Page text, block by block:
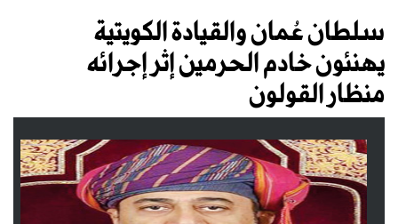
سلطان عُمان والقيادة الكويتية
يهنئون خادم الحرمين إثر إجرائه
منظار القولون